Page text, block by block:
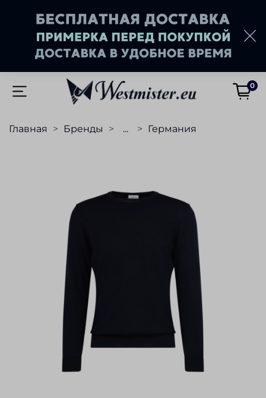
0
Главная Бренды ... Германия